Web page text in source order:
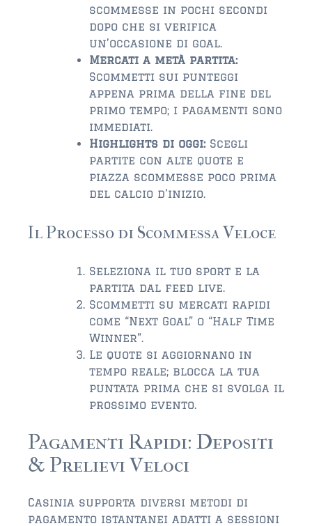
scommesse in pochi secondi
dopo che si verifica
un’occasione di goal.
Mercati a metà partita:
Scommetti sui punteggi
appena prima della fine del
primo tempo; i pagamenti sono
immediati.
Highlights di oggi: Scegli
partite con alte quote e
piazza scommesse poco prima
del calcio d’inizio.
Il Processo di Scommessa Veloce
Seleziona il tuo sport e la
partita dal feed live.
Scommetti su mercati rapidi
come “Next Goal” o “Half Time
Winner”.
Le quote si aggiornano in
tempo reale; blocca la tua
puntata prima che si svolga il
prossimo evento.
Pagamenti Rapidi: Depositi
& Prelievi Veloci
Casinia supporta diversi metodi di
pagamento istantanei adatti a sessioni